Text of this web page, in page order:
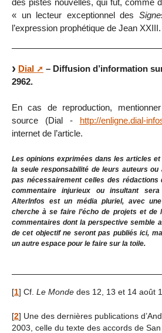
des pistes nouvelles, qui fut, comme
« un lecteur exceptionnel des
l’expression prophétique de Jean XXIII.
Dial
– Diffusion d’information
2962.
En cas de reproduction,
source (Dial - http://enligne.dial-
internet de l’article.
Les opinions exprimées dans les articles
la seule responsabilité de leurs auteurs
pas nécessairement celles des rédactions
commentaire injurieux ou insultant
AlterInfos est un média pluriel, avec
cherche à se faire l’écho de projets et de
commentaires dont la perspective semble
de cet objectif ne seront pas publiés ici,
un autre espace pour le faire sur la toile.
[1] Cf. Le Monde des 12, 13 et 14 août
[2] Une des dernières publications
2003, celle du texte des accords de